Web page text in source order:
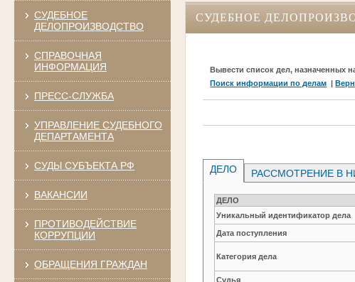
СУДЕБНОЕ
ДЕЛОПРОИЗВОДСТВО
СПРАВОЧНАЯ
ИНФОРМАЦИЯ
ПРЕСС-СЛУЖБА
УПРАВЛЕНИЕ СУДЕБНОГО
ДЕПАРТАМЕНТА
СУДЫ СУБЪЕКТА РФ
ВАКАНСИИ
ПРОТИВОДЕЙСТВИЕ
КОРРУПЦИИ
ОБРАЩЕНИЯ ГРАЖДАН
СУДЕБНОЕ
Вывести список дел, назначенных
Поиск информации по делам |
ДЕЛО РАССМОТРЕНИЕ В
ДЕЛО
Уникальный идентификатор дела
Дата поступления
Категория дела
Судья